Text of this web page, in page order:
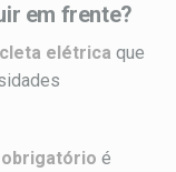
em frente?
elétrica que
é